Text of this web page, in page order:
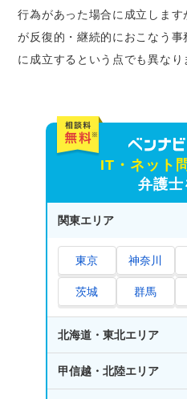
行為があった場合に成立しま
が反復的・継続的におこなう
に成立するという点でも異なり
IT・ネット
弁護士
関東エリア
東京 神奈川
茨城 群馬
北海道・東北エリア
甲信越・北陸エリア